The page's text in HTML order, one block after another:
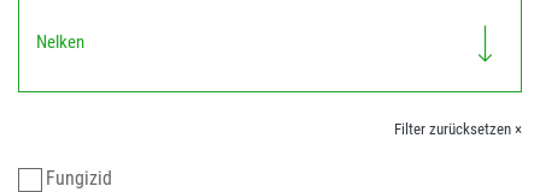
Nelken
Filter zurücksetzen ×
Fungizid